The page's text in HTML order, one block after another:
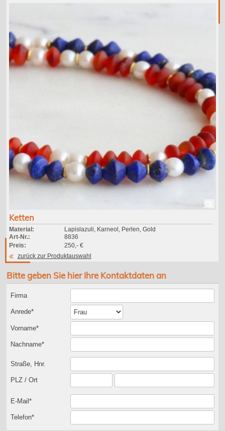
Ketten
Material:
Lapislazuli, Karneol, Perlen, Gold
Art-Nr.:
8836
Preis:
250,- €
zurück zur Produktauswahl
Bitte geben Sie hier Ihre Kontaktdaten an
Firma
Anrede*
Vorname*
Nachname*
Straße, Hnr.
PLZ / Ort
E-Mail*
Telefon*